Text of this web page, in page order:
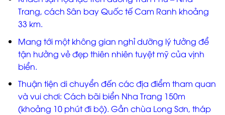
Trang, cách Sân bay Quốc tế Cam Ranh khoảng
33 km.
Mang tới một không gian nghỉ dưỡng lý tưởng để
tận hưởng vẻ đẹp thiên nhiên tuyệt mỹ của vịnh
biển.
Thuận tiện di chuyển đến các địa điểm tham quan
và vui chơi: Cách bãi biển Nha Trang 150m
(khoảng 10 phút đi bộ). Gần chùa Long Sơn, tháp